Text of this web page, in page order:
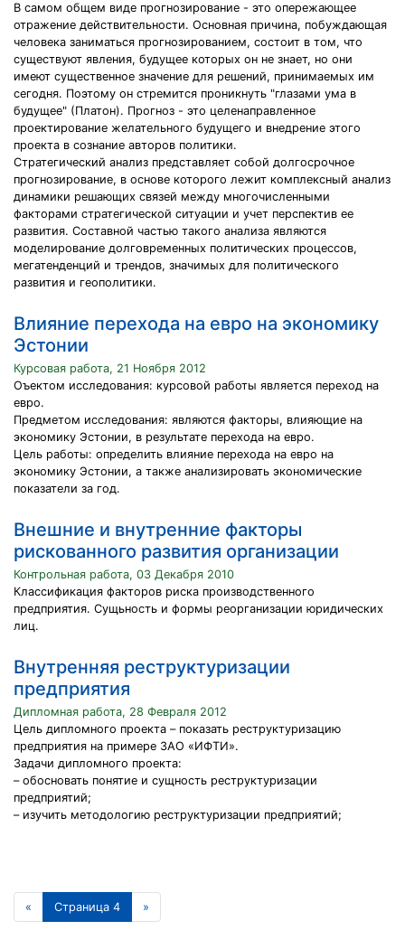
В самом общем виде прогнозирование - это опережающее
отражение действительности. Основная причина, побуждающая
человека заниматься прогнозированием, состоит в том, что
существуют явления, будущее которых он не знает, но они
имеют существенное значение для решений, принимаемых им
сегодня. Поэтому он стремится проникнуть "глазами ума в
будущее" (Платон). Прогноз - это целенаправленное
проектирование желательного будущего и внедрение этого
проекта в сознание авторов политики.
Стратегический анализ представляет собой долгосрочное
прогнозирование, в основе которого лежит комплексный анализ
динамики решающих связей между многочисленными
факторами стратегической ситуации и учет перспектив ее
развития. Составной частью такого анализа являются
моделирование долговременных политических процессов,
мегатенденций и трендов, значимых для политического
развития и геополитики.
Влияние перехода на евро на экономику
Эстонии
Курсовая работа, 21 Ноября 2012
Оъектом исследования: курсовой работы является переход на
евро.
Предметом исследования: являются факторы, влияющие на
экономику Эстонии, в результате перехода на евро.
Цель работы: определить влияние перехода на евро на
экономику Эстонии, а также анализировать экономические
показатели за год.
Внешние и внутренние факторы
рискованного развития организации
Контрольная работа, 03 Декабря 2010
Классификация факторов риска производственного
предприятия. Сущьность и формы реорганизации юридических
лиц.
Внутренняя реструктуризации
предприятия
Дипломная работа, 28 Февраля 2012
Цель дипломного проекта – показать реструктуризацию
предприятия на примере ЗАО «ИФТИ».
Задачи дипломного проекта:
– обосновать понятие и сущность реструктуризации
предприятий;
– изучить методологию реструктуризации предприятий;
« Страница 4 »